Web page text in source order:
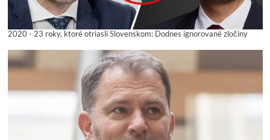
2020 - 23 roky, ktoré otriasli Slovenskom: Dodnes ignorované zločiny